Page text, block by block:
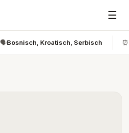
☰
🗣️Bosnisch, Kroatisch, Serbisch ⏰